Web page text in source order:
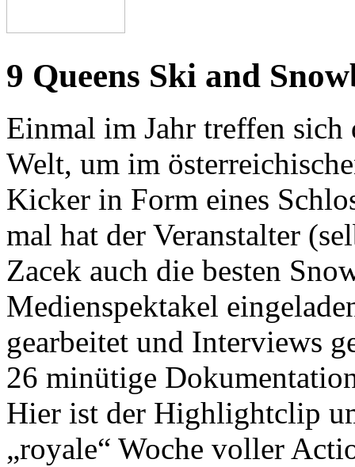
9 Queens Ski and
Einmal im Jahr treffen sich
Welt, um im
Kicker in Form eines
mal hat der Veranstalter
Zacek auch die besten
Medienspektakel
gearbeitet und Interviews
26 minütige
Hier ist der Highlightclip
„royale“ Woche voller